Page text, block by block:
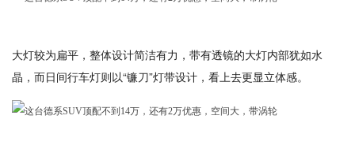
大灯较为扁平，整体设计简洁有力，带有透镜的大灯内部犹如水
晶，而日间行车灯则以“镰刀”灯带设计，看上去更显立体感。